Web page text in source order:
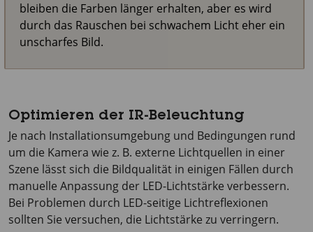
bleiben die Farben länger erhalten, aber es wird
durch das Rauschen bei schwachem Licht eher ein
unscharfes Bild.
Optimieren der IR-Beleuchtung
Je nach Installationsumgebung und Bedingungen rund
um die Kamera wie z. B. externe Lichtquellen in einer
Szene lässt sich die Bildqualität in einigen Fällen durch
manuelle Anpassung der LED-Lichtstärke verbessern.
Bei Problemen durch LED-seitige Lichtreflexionen
sollten Sie versuchen, die Lichtstärke zu verringern.